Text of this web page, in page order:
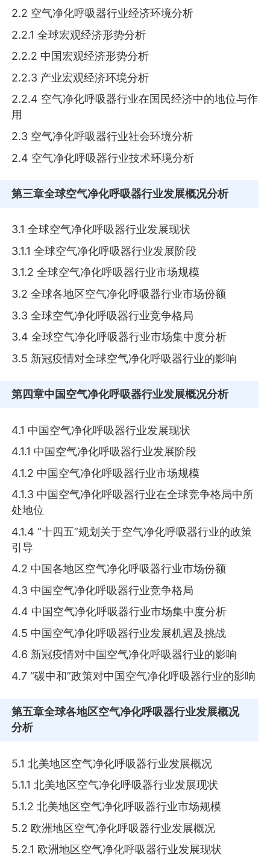
2.2 空气净化呼吸器行业经济环境分析
2.2.1 全球宏观经济形势分析
2.2.2 中国宏观经济形势分析
2.2.3 产业宏观经济环境分析
2.2.4 空气净化呼吸器行业在国民经济中的地位与作
用
2.3 空气净化呼吸器行业社会环境分析
2.4 空气净化呼吸器行业技术环境分析
第三章全球空气净化呼吸器行业发展概况分析
3.1 全球空气净化呼吸器行业发展现状
3.1.1 全球空气净化呼吸器行业发展阶段
3.1.2 全球空气净化呼吸器行业市场规模
3.2 全球各地区空气净化呼吸器行业市场份额
3.3 全球空气净化呼吸器行业竞争格局
3.4 全球空气净化呼吸器行业市场集中度分析
3.5 新冠疫情对全球空气净化呼吸器行业的影响
第四章中国空气净化呼吸器行业发展概况分析
4.1 中国空气净化呼吸器行业发展现状
4.1.1 中国空气净化呼吸器行业发展阶段
4.1.2 中国空气净化呼吸器行业市场规模
4.1.3 中国空气净化呼吸器行业在全球竞争格局中所
处地位
4.1.4 “十四五”规划关于空气净化呼吸器行业的政策
引导
4.2 中国各地区空气净化呼吸器行业市场份额
4.3 中国空气净化呼吸器行业竞争格局
4.4 中国空气净化呼吸器行业市场集中度分析
4.5 中国空气净化呼吸器行业发展机遇及挑战
4.6 新冠疫情对中国空气净化呼吸器行业的影响
4.7 “碳中和”政策对中国空气净化呼吸器行业的影响
第五章全球各地区空气净化呼吸器行业发展概况
分析
5.1 北美地区空气净化呼吸器行业发展概况
5.1.1 北美地区空气净化呼吸器行业发展现状
5.1.2 北美地区空气净化呼吸器行业市场规模
5.2 欧洲地区空气净化呼吸器行业发展概况
5.2.1 欧洲地区空气净化呼吸器行业发展现状